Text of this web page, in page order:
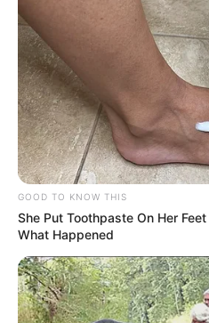
GOOD TO KNOW THIS
She Put Toothpaste On Her
What Happened